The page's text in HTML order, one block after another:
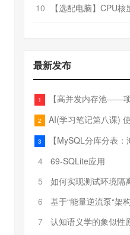
10
【选配电脑】CPU核显工作
最新发布
1 【高并发内存池——项目】定长内
2 AI(学习笔记第八课) 使用langchain
3
【MySQL分库分表：海量数据架
4
69-SQLite应用
5
如何实现测试环境隔离&临时数据库
6
基于“能量逆流泵“架构的220V AC至20V
7
认知语义学的象似性原理对人工智能自然语言处理